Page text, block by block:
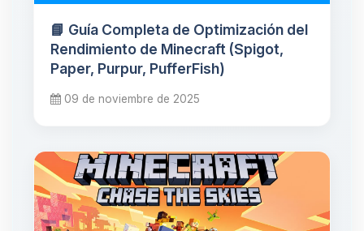
📘 Guía Completa de Optimización del
Rendimiento de Minecraft (Spigot,
Paper, Purpur, PufferFish)
09 de noviembre de 2025